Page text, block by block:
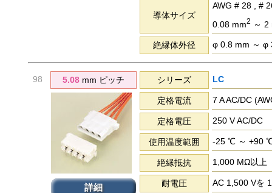
導体サイズ
AWG # 28 , #
0.08 mm2 ～ 2
絶縁体外径 φ 0.8 mm ～ φ
98 5.08 mm ピッチ シリーズ LC
詳細
定格電流 7 A AC/DC
定格電圧 250 V AC/DC
使用温度範囲 -25 ℃ ～ +90
絶縁抵抗 1,000 MΩ以上
耐電圧 AC 1,500 Vを